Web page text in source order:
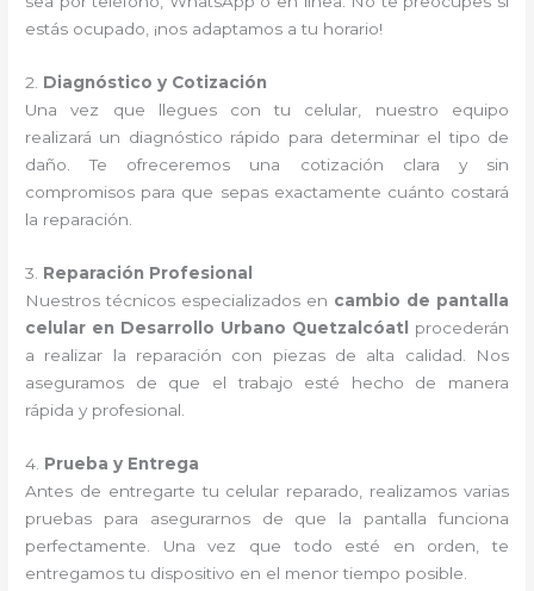
estás ocupado, ¡nos adaptamos a tu horario!
2. Diagnóstico y Cotización
Una vez que llegues con tu celular, nuestro equipo
realizará un diagnóstico rápido para determinar el tipo de
daño. Te ofreceremos una cotización clara y sin
compromisos para que sepas exactamente cuánto costará
la reparación.
3. Reparación Profesional
Nuestros técnicos especializados en cambio de pantalla
celular en Desarrollo Urbano Quetzalcóatl procederán
a realizar la reparación con piezas de alta calidad. Nos
aseguramos de que el trabajo esté hecho de manera
rápida y profesional.
4. Prueba y Entrega
Antes de entregarte tu celular reparado, realizamos varias
pruebas para asegurarnos de que la pantalla funciona
perfectamente. Una vez que todo esté en orden, te
entregamos tu dispositivo en el menor tiempo posible.